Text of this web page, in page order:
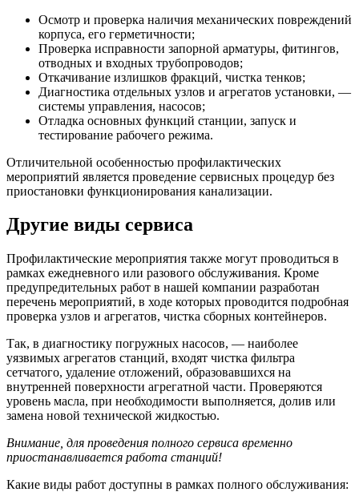
Осмотр и проверка наличия механических повреждений
корпуса, его герметичности;
Проверка исправности запорной арматуры, фитингов,
отводных и входных трубопроводов;
Откачивание излишков фракций, чистка тенков;
Диагностика отдельных узлов и агрегатов установки, —
системы управления, насосов;
Отладка основных функций станции, запуск и
тестирование рабочего режима.
Отличительной особенностью профилактических
мероприятий является проведение сервисных процедур без
приостановки функционирования канализации.
Другие виды сервиса
Профилактические мероприятия также могут проводиться в
рамках ежедневного или разового обслуживания. Кроме
предупредительных работ в нашей компании разработан
перечень мероприятий, в ходе которых проводится подробная
проверка узлов и агрегатов, чистка сборных контейнеров.
Так, в диагностику погружных насосов, — наиболее
уязвимых агрегатов станций, входят чистка фильтра
сетчатого, удаление отложений, образовавшихся на
внутренней поверхности агрегатной части. Проверяются
уровень масла, при необходимости выполняется, долив или
замена новой технической жидкостью.
Внимание, для проведения полного сервиса временно
приостанавливается работа станций!
Какие виды работ доступны в рамках полного обслуживания: